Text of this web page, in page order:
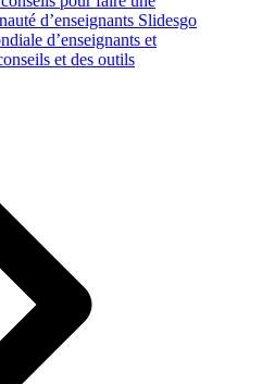
d’enseignants Slidesgo
d’enseignants et
et des outils